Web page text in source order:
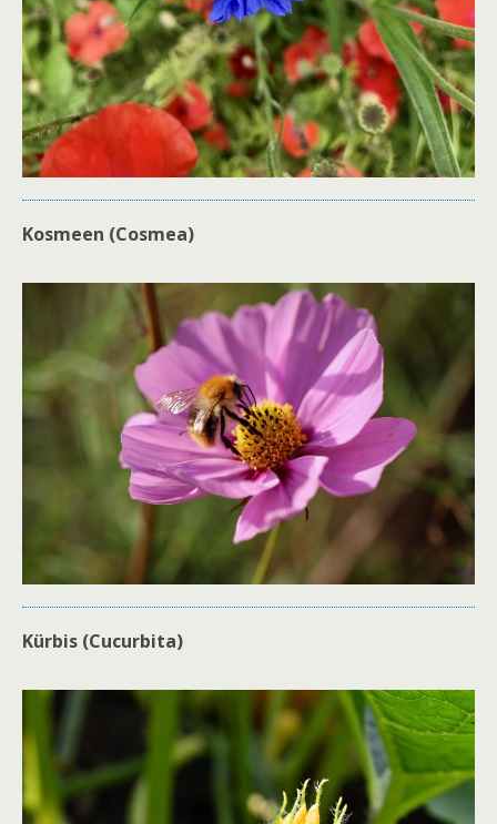
Kosmeen (Cosmea)
Kürbis (Cucurbita)